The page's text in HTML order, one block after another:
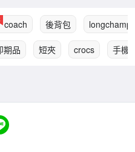
coach 後背包 longchamp
期品 短夾 crocs 手機